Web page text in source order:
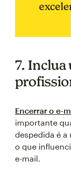
7.
Encerrar o e-
importante
despedida é a
o que
e-mail.